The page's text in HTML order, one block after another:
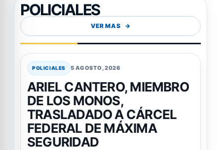
POLICIALES
VER MAS
POLICIALES 5 AGOSTO, 2026
ARIEL CANTERO, MIEMBRO
DE LOS MONOS,
TRASLADADO A CÁRCEL
FEDERAL DE MÁXIMA
SEGURIDAD